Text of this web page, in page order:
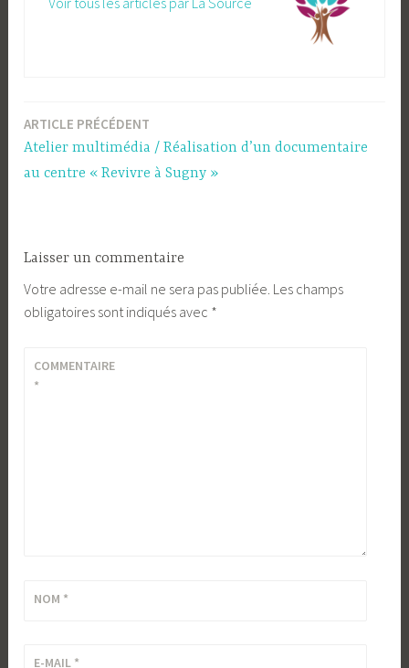
Navigation
ARTICLE PRÉCÉDENT
Atelier multimédia / Réalisation d’un documentaire
au centre « Revivre à Sugny »
Laisser un commentaire
Votre adresse e-mail ne sera pas publiée. Les champs
obligatoires sont indiqués avec *
COMMENTAIRE
*
NOM *
E-MAIL *